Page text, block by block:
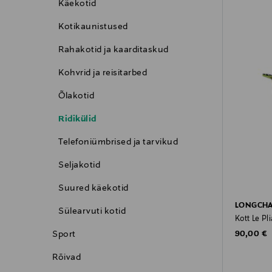
Käekotid
Kotikaunistused
Rahakotid ja kaarditaskud
Kohvrid ja reisitarbed
Õlakotid
Ridikülid
Telefoniümbrised ja tarvikud
Seljakotid
Suured käekotid
Sülearvuti kotid
Sport
Rõivad
Kott Le
Original
90,00 €